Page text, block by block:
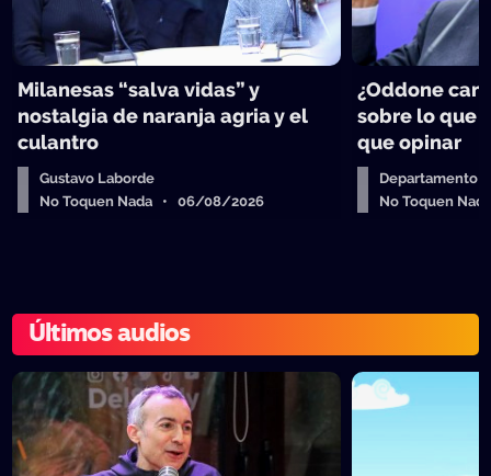
Milanesas “salva vidas” y
nostalgia de naranja agria y el
culantro
Gustavo Laborde
No Toquen Nada • 06/08/2026
¿Oddone
sobre lo que
que opinar
Departamento
No Toquen
Últimos audios